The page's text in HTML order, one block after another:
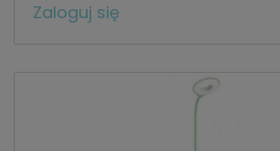
Zaloguj się